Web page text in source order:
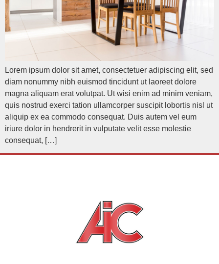
Lorem ipsum dolor sit amet, consectetuer adipiscing elit, sed
diam nonummy nibh euismod tincidunt ut laoreet dolore
magna aliquam erat volutpat. Ut wisi enim ad minim veniam,
quis nostrud exerci tation ullamcorper suscipit lobortis nisl ut
aliquip ex ea commodo consequat. Duis autem vel eum
iriure dolor in hendrerit in vulputate velit esse molestie
consequat, […]